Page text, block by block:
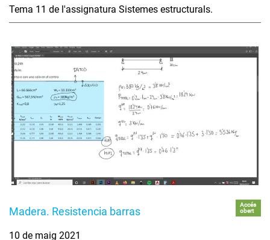
Tema 11 de l'assignatura Sistemes estructurals.
Madera. Resistencia barras
Accés
obert
10 de maig 2021